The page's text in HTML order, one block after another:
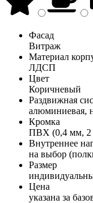
Фасад
Витраж
Материал
ЛДСП
Цвет
Коричневый
Раздвижная
алюминиевая,
Кромка
ПВХ (0,4 мм,
Внутреннее
на выбор
Размер
Цена
указана за